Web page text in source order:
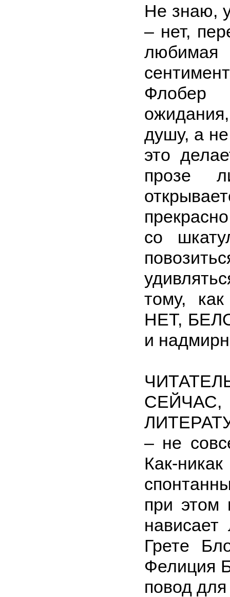
Не знаю,
– нет,
Флобер
душу, а
это
прозе
со
тому,
НЕТ,
и
– не
Как-
при этом
Грете
Фелиция
повод для